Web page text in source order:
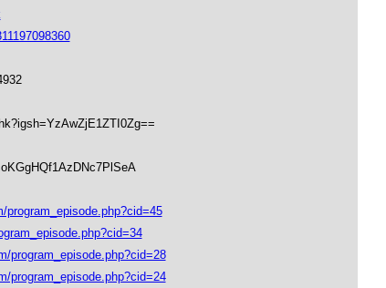
program_episode.php?cid=28
program_episode.php?cid=24